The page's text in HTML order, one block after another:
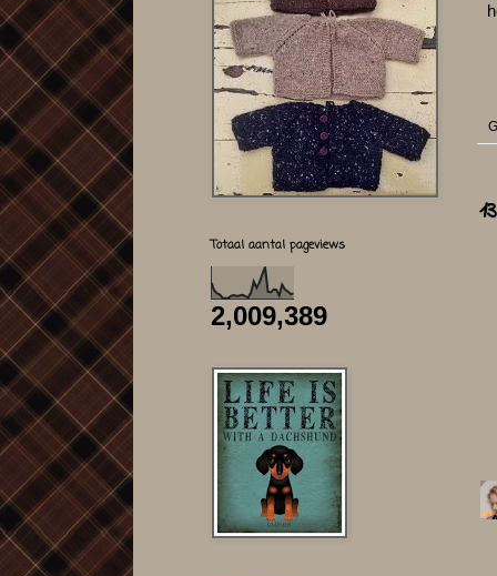
Totaal aantal pageviews
2,009,389